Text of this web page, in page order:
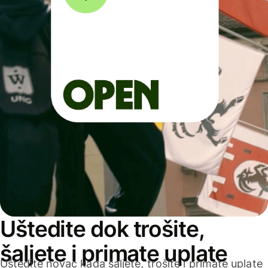
Uštedite dok trošite,
šaljete i primate uplate
Uštedite novac kada šaljete, trošite i primate uplate